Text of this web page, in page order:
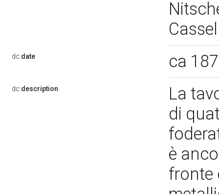
dc:date ca
dc:description
La
di
è
fronte